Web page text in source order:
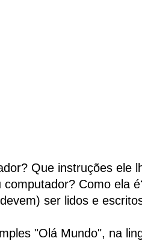
Que instruções ele
Como ela
ser lidos e
"Olá Mundo", na